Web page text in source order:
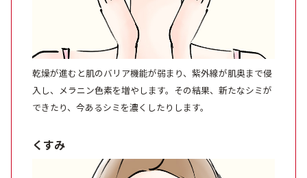
アウトレット商品
定期便乾燥が進むと肌のバリア機能が弱まり、紫外線が肌奥まで侵
入し、メラニン色素を増やします。その結果、新たなシミが
できたり、今あるシミを濃くしたりします。
くすみ